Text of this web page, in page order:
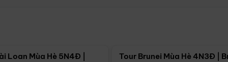
Loan Mùa Hè 5N4Đ |
Tour Brunei Mùa Hè 4N3Đ |